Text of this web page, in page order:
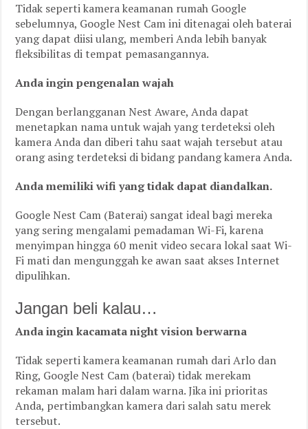
Tidak seperti kamera keamanan rumah Google
sebelumnya, Google Nest Cam ini ditenagai oleh baterai
yang dapat diisi ulang, memberi Anda lebih banyak
fleksibilitas di tempat pemasangannya.
Anda ingin pengenalan wajah
Dengan berlangganan Nest Aware, Anda dapat
menetapkan nama untuk wajah yang terdeteksi oleh
kamera Anda dan diberi tahu saat wajah tersebut atau
orang asing terdeteksi di bidang pandang kamera Anda.
Anda memiliki wifi yang tidak dapat diandalkan.
Google Nest Cam (Baterai) sangat ideal bagi mereka
yang sering mengalami pemadaman Wi-Fi, karena
menyimpan hingga 60 menit video secara lokal saat Wi-
Fi mati dan mengunggah ke awan saat akses Internet
dipulihkan.
Jangan beli kalau…
Anda ingin kacamata night vision berwarna
Tidak seperti kamera keamanan rumah dari Arlo dan
Ring, Google Nest Cam (baterai) tidak merekam
rekaman malam hari dalam warna. Jika ini prioritas
Anda, pertimbangkan kamera dari salah satu merek
tersebut.